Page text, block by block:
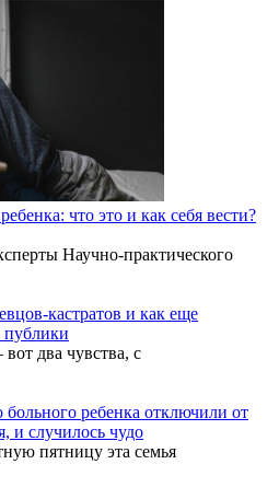
что это и как себя вести?
Научно-практического
кастратов и как еще
публики
два чувства, с
ребенка отключили от
и случилось чудо
пятницу эта семья